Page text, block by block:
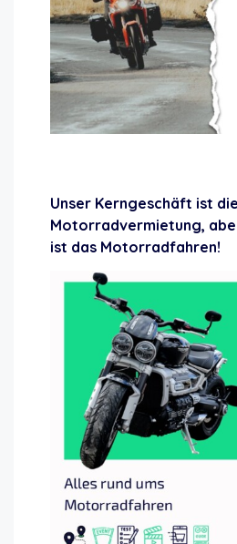
Unser Kerngeschäft ist die
Motorradvermietung,
ist das Motorradfahren!